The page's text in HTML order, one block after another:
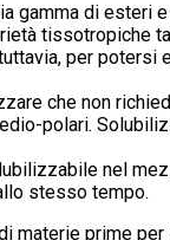
gamma di
tissotropiche
per
che non
polari.
nel
stesso tempo.
materie prime per